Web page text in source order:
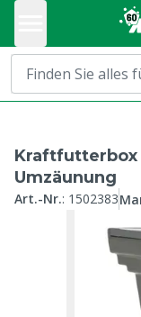
Umzäunung
Art.-Nr.: 1502383